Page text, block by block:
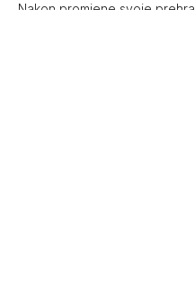
Nakon promjene svoje